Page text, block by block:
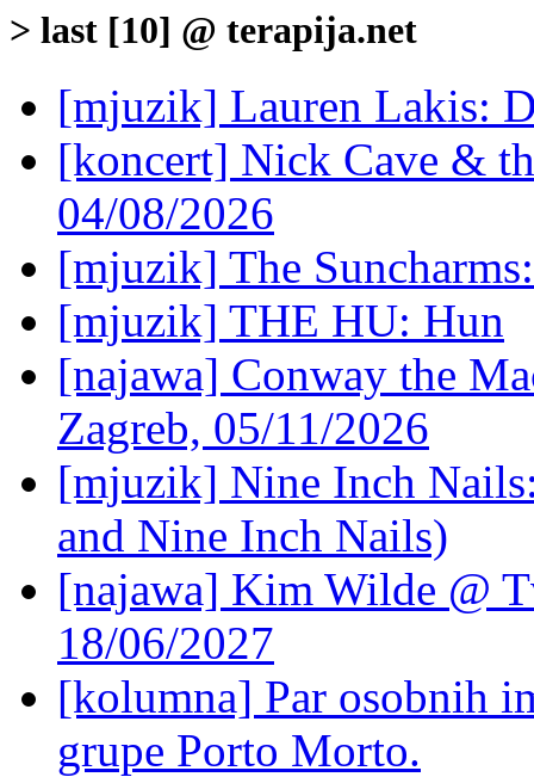
> last [10] @ terapija.net
[mjuzik] Lauren Lakis:
[koncert] Nick Cave &
04/08/2026
[mjuzik] The
[mjuzik] THE HU: Hun
[najawa] Conway the
Zagreb, 05/11/2026
[mjuzik] Nine Inch
and Nine Inch Nails)
[najawa] Kim Wilde @
18/06/2027
[kolumna] Par osobnih
grupe Porto Morto.